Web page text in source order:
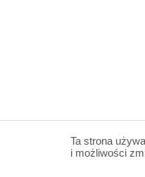
Ta strona
i możliwości